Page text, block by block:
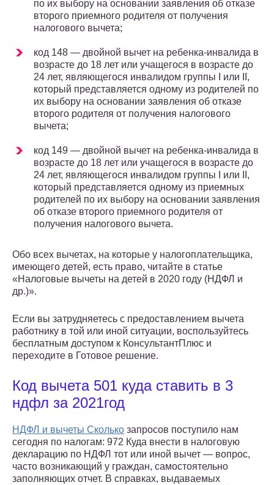
по их выбору на основании заявления об отказе
второго приемного родителя от получения
налогового вычета;
код 148 — двойной вычет на ребенка-инвалида в
возрасте до 18 лет или учащегося в возрасте до
24 лет, являющегося инвалидом группы I или II,
который представляется одному из родителей по
их выбору на основании заявления об отказе
второго родителя от получения налогового
вычета;
код 149 — двойной вычет на ребенка-инвалида в
возрасте до 18 лет или учащегося в возрасте до
24 лет, являющегося инвалидом группы I или II,
который представляется одному из приемных
родителей по их выбору на основании заявления
об отказе второго приемного родителя от
получения налогового вычета.
Обо всех вычетах, на которые у налогоплательщика,
имеющего детей, есть право, читайте в статье
«Налоговые вычеты на детей в 2020 году (НДФЛ и
др.)».
Если вы затрудняетесь с предоставлением вычета
работнику в той или иной ситуации, воспользуйтесь
бесплатным доступом к КонсультантПлюс и
переходите в Готовое решение.
Код вычета 501 куда ставить в 3
ндфл за 2021год
НДФЛ и вычеты Сколько запросов поступило нам
сегодня по налогам: 972 Куда внести в налоговую
декларацию по НДФЛ тот или иной вычет — вопрос,
часто возникающий у граждан, самостоятельно
заполняющих отчет. В справках, выдаваемых